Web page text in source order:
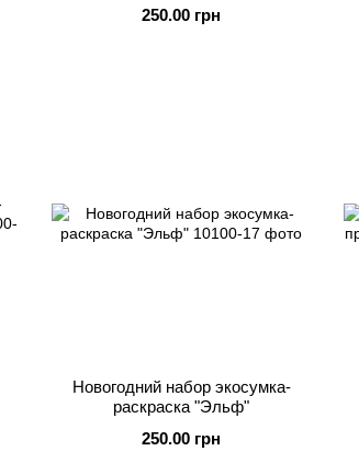
250.00 грн
Новогодний набор экосумка-
раскраска "Эльф"
250.00 грн